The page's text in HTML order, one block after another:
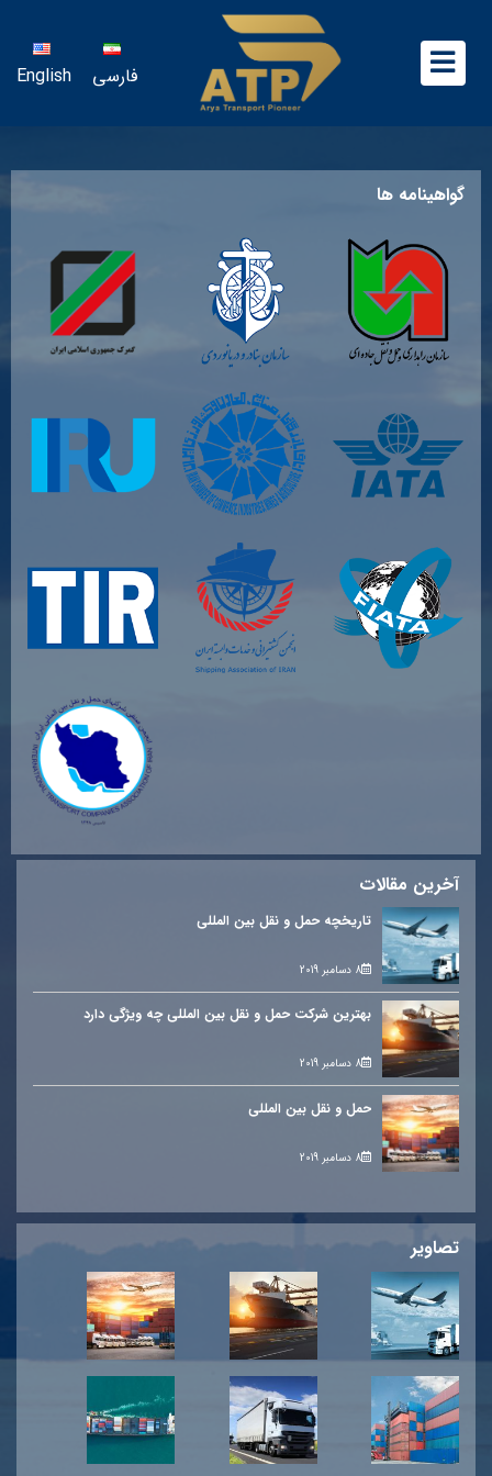
فارسی English
گواهینامه ها
آخرین مقالات
تاریخچه حمل و نقل بین المللی
8 دسامبر 2019
بهترین شرکت حمل و نقل بین المللی چه ویژگی دارد
8 دسامبر 2019
حمل و نقل بین المللی
8 دسامبر 2019
تصاویر